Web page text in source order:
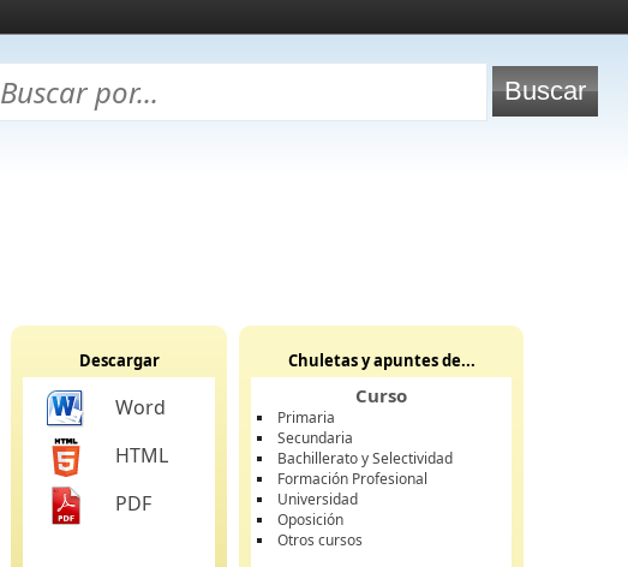
Descargar
Word
HTML
PDF
Chuletas y apuntes de...
Curso
Primaria
Secundaria
Bachillerato y Selectividad
Formación Profesional
Universidad
Oposición
Otros cursos